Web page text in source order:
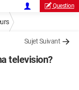
Question
Sujet Suivant
television?